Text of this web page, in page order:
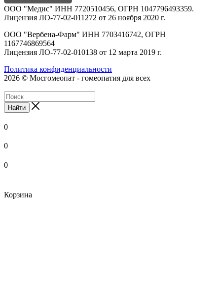
ООО "Медис" ИНН 7720510456, ОГРН 1047796493359.
Лицензия ЛО-77-02-011272 от 26 ноября 2020 г.
ООО "Вербена-Фарм" ИНН 7703416742, ОГРН
1167746869564
Лицензия ЛО-77-02-010138 от 12 марта 2019 г.
Политика конфиденциальности
2026 © Мосгомеопат - гомеопатия для всех
Найти
0
0
0
Корзина